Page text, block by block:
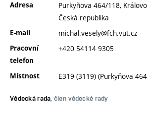
Adresa
Purkyňova 464/118,
Česká republika
E-mail michal.vesely@fch.vut.cz
Pracovní
telefon
+420 54114 9305
Místnost E319 (3119) (Purkyňova
Vědecká rada , člen vědecké rady